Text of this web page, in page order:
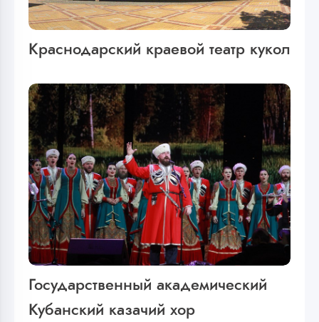
Краснодарский краевой театр кукол
Государственный академический
Кубанский казачий хор